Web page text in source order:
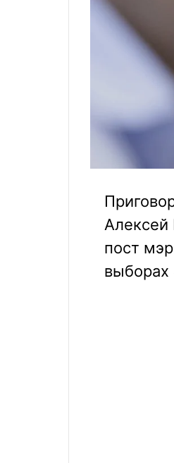
Алексей
пост
выборах